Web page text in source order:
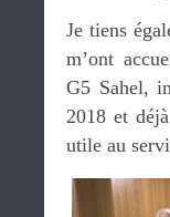
Je tiens
m’ont
G5 Sahel,
2018 et
utile au